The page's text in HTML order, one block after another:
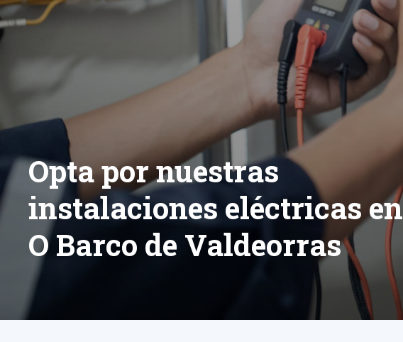
Opta por nuestras
instalaciones eléctricas en
O Barco de Valdeorras